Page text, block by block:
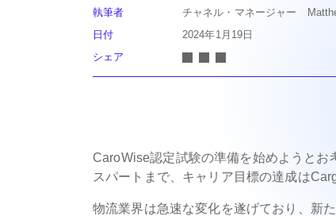
執筆者
チャネル・マネージャー
日付
2024年1月19日
シェア
CaroWise認定試験の準備を始めようとお
スパートまで、キャリア目標の達成は
物流業界は急速な変化を遂げており、新